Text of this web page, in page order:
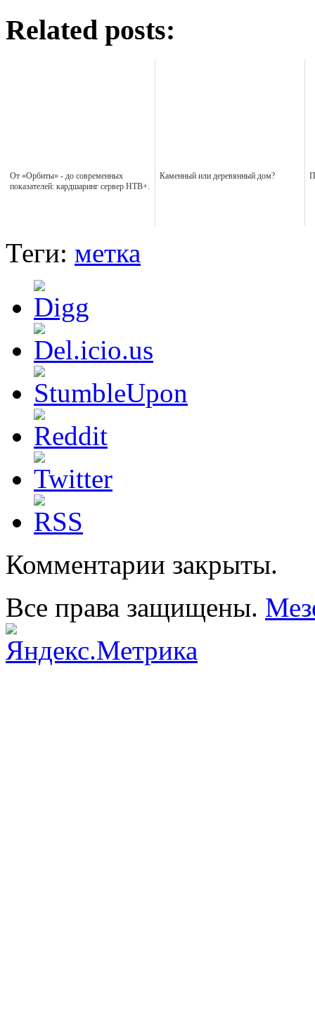
Related posts:
От «Орбиты» - до современных
показателей: кардшаринг сервер НТВ+.
Каменный или деревянный дом?
Теги: метка
Комментарии закрыты.
Все права защищены.